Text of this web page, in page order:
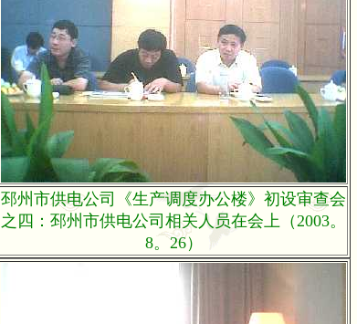
邳州市供电公司《生产调度办公楼》初设审查会
之四：邳州市供电公司相关人员在会上（2003。
8。26）